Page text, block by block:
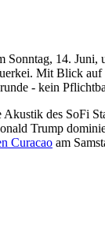
14.
Mit Blick auf
- kein
des SoFi
Trump
Curacao am